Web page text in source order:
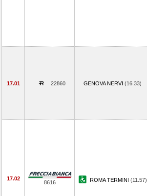
17.01 22860 GENOVA NERVI (16.33)
17.02
8616 ROMA TERMINI (11.57)